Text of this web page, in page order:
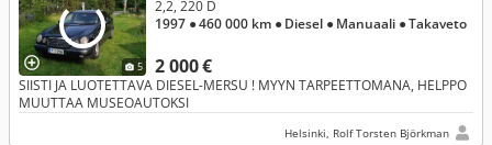
5 2 000 €
2,2, 220 D
1997 ● 460 000 km ● Diesel ● Manuaali ● Takaveto
SIISTI JA LUOTETTAVA DIESEL-MERSU ! MYYN TARPEETTOMANA, HELPPO
MUUTTAA MUSEOAUTOKSI
Helsinki, Rolf Torsten Björkman